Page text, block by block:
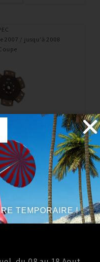
2007 / jusqu’à 2008
4 BMW Z4
€ TTC
2003 / jusqu’à 2005
TEMPORAIRE !